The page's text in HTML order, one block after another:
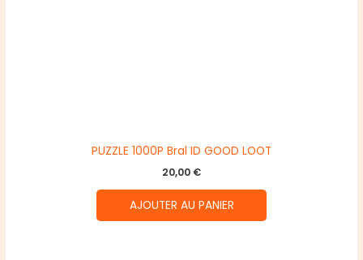
PUZZLE 1000P Bral ID GOOD LOOT
20,00 €
AJOUTER AU PANIER